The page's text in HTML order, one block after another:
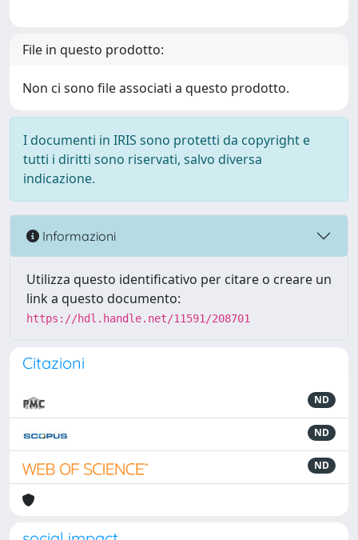
File in questo prodotto:
Non ci sono file associati a questo prodotto.
I documenti in IRIS sono protetti da copyright e
tutti i diritti sono riservati, salvo diversa
indicazione.
Informazioni
Utilizza questo identificativo per citare o creare un
link a questo documento:
https://hdl.handle.net/11591/208701
Citazioni
ND
ND
ND